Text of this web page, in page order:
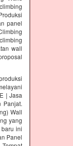
panel
wall
| Jasa
Panjat.
Wall
yang
ini
Panel